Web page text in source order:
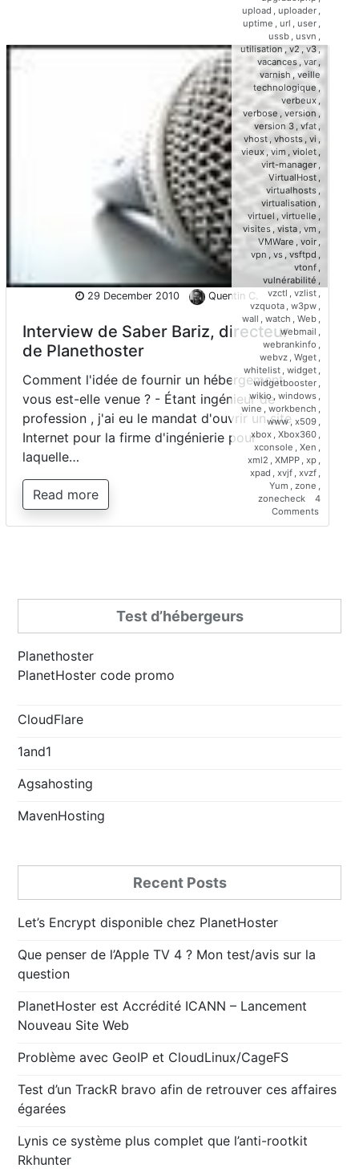
29 December 2010 Quentin C.
Interview de Saber Bariz, directeur
de Planethoster
Comment l'idée de fournir un hébergement
vous est-elle venue ? - Étant ingénieur de
profession , j'ai eu le mandat d'ouvrir un site
Internet pour la firme d'ingénierie pour
laquelle…
Read more
upload , uploader ,
uptime , url , user ,
ussb , usvn ,
utilisation,v2,v3,
vacances , var,
varnish , veille
technologique ,
verbeux ,
verbose ,version,
version 3 ,vfat ,
vhost , vhosts , vi ,
vieux , vim , violet,
virt-manager ,
VirtualHost ,
virtualhosts ,
virtualisation ,
virtuel, virtuelle ,
visites , vista , vm ,
VMWare , voir ,
vpn , vs , vsftpd ,
vtonf ,
vulnérabilité ,
vzctl , vzlist ,
vzquota , w3pw ,
wall , watch , Web ,
webmail ,
webrankinfo ,
webvz , Wget ,
whitelist , widget ,
widgetbooster ,
wikio, windows ,
wine , workbench ,
www, x509 ,
xbox , Xbox360 ,
xconsole , Xen ,
xml2 , XMPP , xp ,
xpad , xvjf , xvzf ,
Yum , zone ,
zonecheck
4
Commentson
Interview
Test d’hébergeurs
Planethoster
PlanetHoster code promo
CloudFlare
1and1
Agsahosting
MavenHosting
Recent Posts
Let’s Encrypt disponible chez PlanetHoster
Que penser de l’Apple TV 4 ? Mon test/avis sur la
question
PlanetHoster est Accrédité ICANN – Lancement
Nouveau Site Web
Problème avec GeoIP et CloudLinux/CageFS
Test d’un TrackR bravo afin de retrouver ces affaires
égarées
Lynis ce système plus complet que l’anti-rootkit
Rkhunter